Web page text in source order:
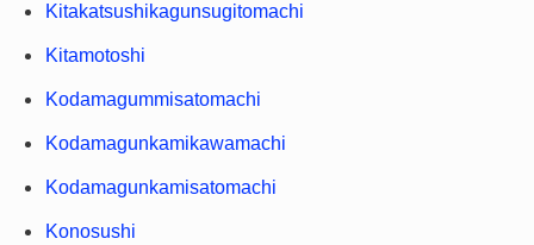
Kitakatsushikagunsugitomachi
Kitamotoshi
Kodamagummisatomachi
Kodamagunkamikawamachi
Kodamagunkamisatomachi
Konosushi